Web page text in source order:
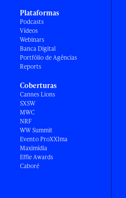
Plataformas
Podcasts
Vídeos
Webinars
Banca Digital
Portfólio de Agências
Reports
Coberturas
Cannes Lions
SXSW
MWC
NRF
WW Summit
Evento ProXXIma
Maximídia
Effie Awards
Caboré